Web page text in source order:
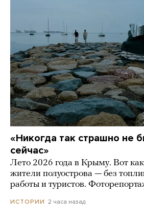
«Никогда так страшно не
сейчас»
Лето 2026 года в Крыму. Вот
жители полуострова — без
работы и туристов.
ИСТОРИИ 2 часа назад